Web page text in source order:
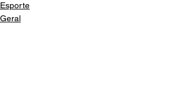
Esporte
Geral